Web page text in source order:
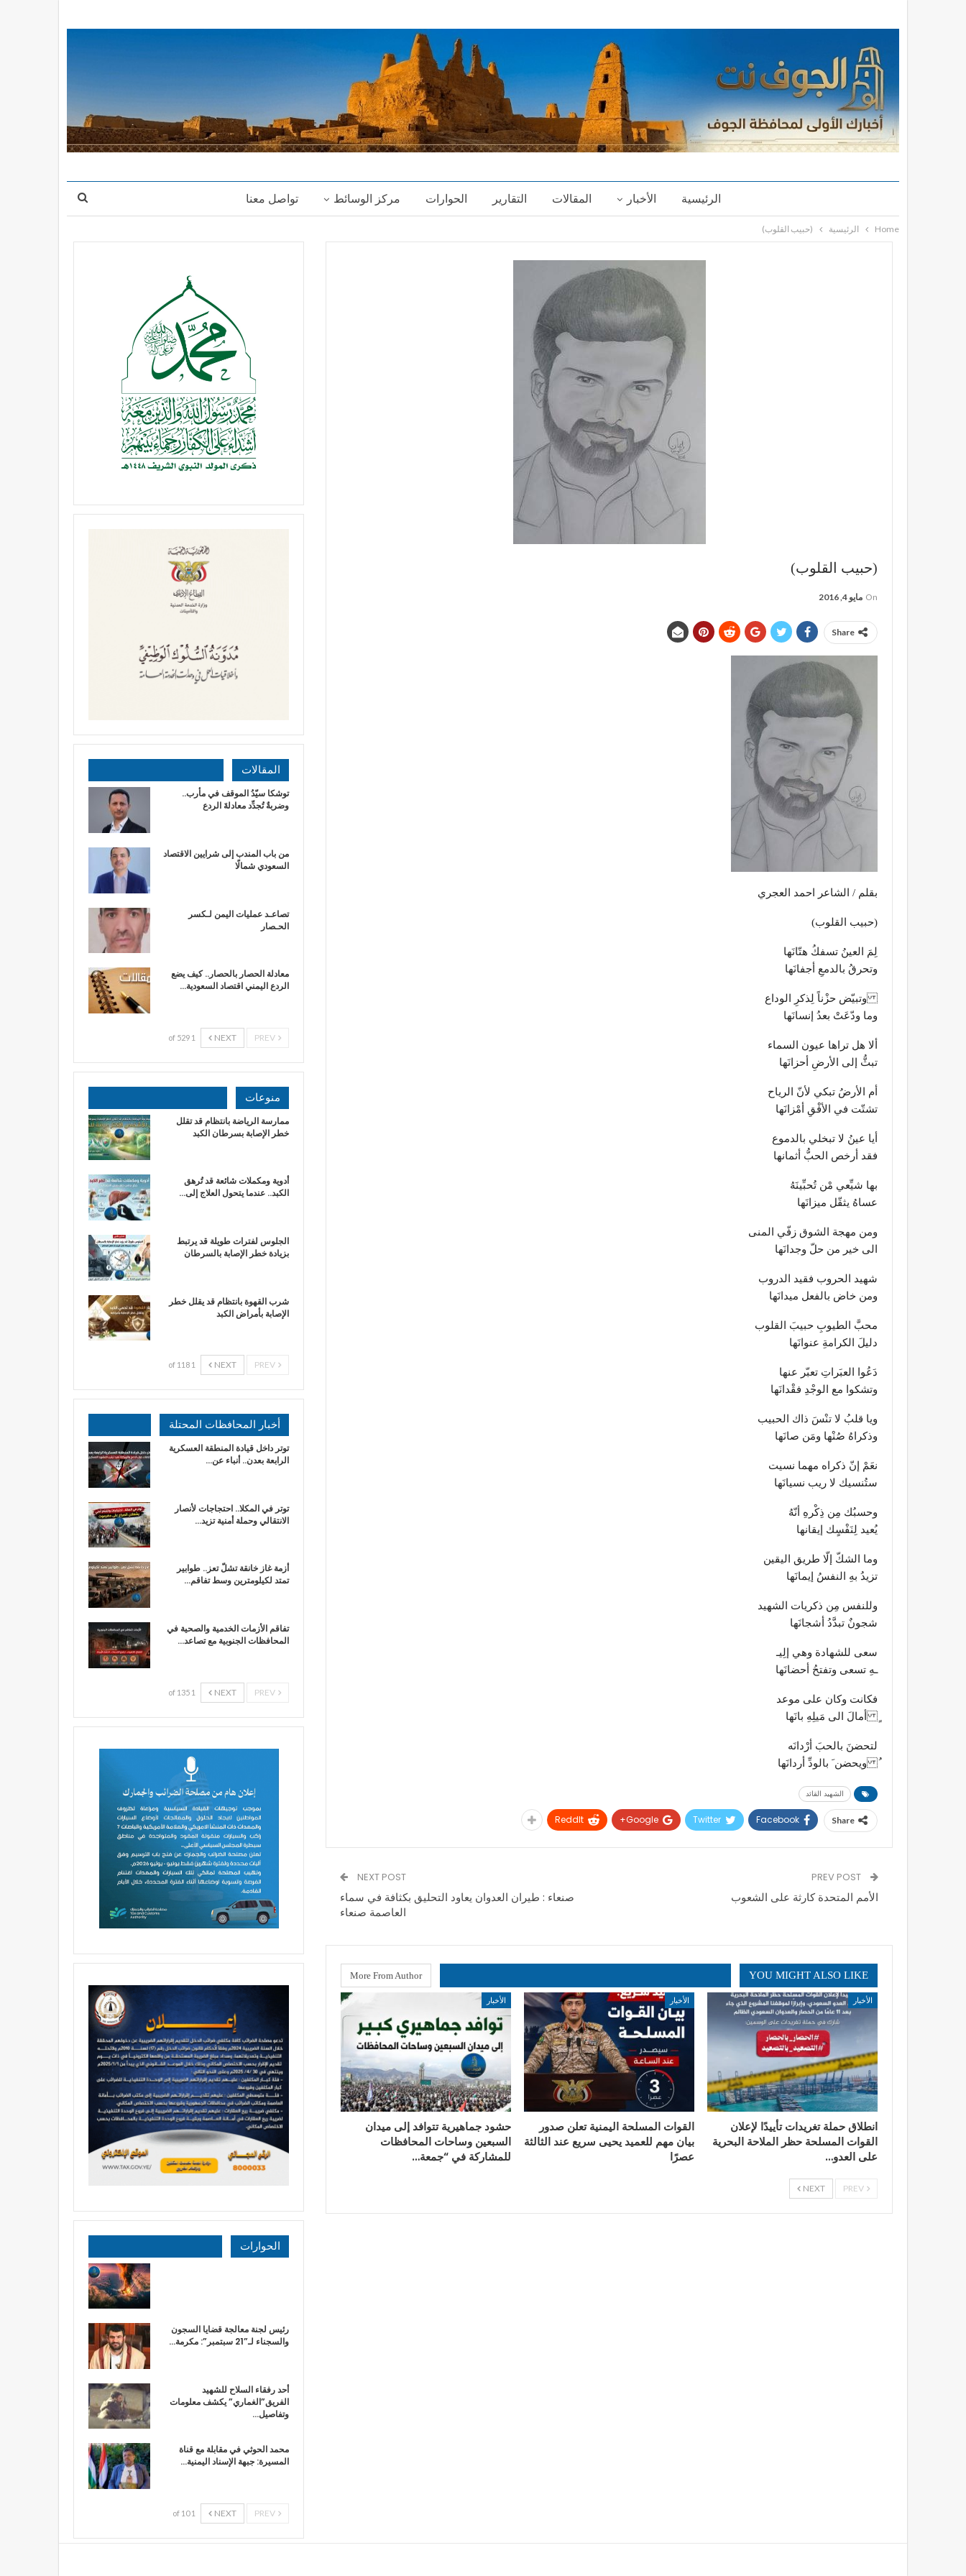
الرئيسية الأخبار المقالات التقارير الحوارات مركز الوسائط تواصل معنا
Home الرئيسية (حبيب القلوب)
(حبيب القلوب)
On مايو 4, 2016
Share
بقلم / الشاعر احمد العجري
(حبيب القلوب)
لِمَ العينُ تسفكُ هتّانَها
وتحرقُ بالدمعِ أجفانَها
وتبيّض حزْناً لِذكرِ الوداع
وما ودّعَتْ بعدُ إنسانَها
ألا هل تراها عيون السماء
تبثُّ إلى الأرضِ أحزانَها
أم الأرضُ تبكي لأنّ الرياح
تشتّت في الأفْقِ أمْزانَها
أيا عينُ لا تبخلي بالدموع
فقد أرخص الحبُّ أثمانها
بها شيِّعي مْن تُحبِّينَهُ
عساهُ يثقّل ميزانَها
ومن مهجة الشوق زفّي المنى
الى خير من حلّ وجدانَها
شهيد الحروب فقيد الدروب
ومن خاض بالفعل ميدانَها
محبَّ الطيوبِ حبيبَ القلوب
دليلَ الكرامةِ عنوانَها
دَعُوا العبَراتِ تعبّر عنها
وتشكوا مع الوجْدِ فقْدانَها
ويا قلبُ لا تنْسَ ذاك الحبيب
وذكراهُ صُنْها ومَن صانَها
نعَمْ إنّ ذكراه مهما نسيت
ستُنسيك لا ريب نسيانَها
وحسبُك مِن ذِكْرهِ أنّهُ
يُعيد لِنَفْسٍك إيقانها
وما الشكّ إلّا طريق اليقين
تزيدُ بهِ النفسُ إيمانَها
وللنفس مِن ذكريات الشهيد
شجونٌ تبدَّدُ أشجانَها
سعى للشهادة وهي إلِيـ
ـهِ تسعى وتفتحُ أحضانَها
فكانت وكان على موعد
ٍ أمالَ الى مَيلِهِ بانَها
لتحضنَ بالحبَ أرْدانَه
ُ ويحضن َ بالودِّ أردانَها
الشهيد القائد
Share
Facebook
Twitter
Google+
ReddIt
الأمم المتحدة كارثة على الشعوب
NEXT POST
صنعاء : طيران العدوان يعاود التحليق بكثافة في سماء
العاصمة صنعاء
YOU MIGHT ALSO LIKE
More From Author
الأخبار
انطلاق حملة تغريدات تأييدًا لإعلان
القوات المسلحة حظر الملاحة البحرية
على العدو…
الأخبار
القوات المسلحة اليمنية تعلن صدور
بيان مهم للعميد يحيى سريع عند الثالثة
عصرًا
الأخبار
حشود جماهيرية تتوافد إلى ميدان
السبعين وساحات المحافظات
للمشاركة في “جمعة…
NEXT
المقالات
توشكا سيّدُ الموقف في مأرب..
وضربةٌ تُجدِّد معادلةَ الردع
من باب المندب إلى شرايين الاقتصاد
السعودي شمالًا
تصاعـد عمليات اليمن لـكسر
الحـصار
معادلة الحصار بالحصار.. كيف يضع
الردع اليمني اقتصاد السعودية…
NEXT
1 of 529
منوعات
ممارسة الرياضة بانتظام قد تقلل
خطر الإصابة بسرطان الكبد
أدوية ومكملات شائعة قد تُرهق
الكبد.. عندما يتحول العلاج إلى…
الجلوس لفترات طويلة قد يرتبط
بزيادة خطر الإصابة بالسرطان
شرب القهوة بانتظام قد يقلل خطر
الإصابة بأمراض الكبد
NEXT
1 of 118
أخبار المحافظات المحتلة
توتر داخل قيادة المنطقة العسكرية
الرابعة بعدن.. أنباء عن…
توتر في المكلا.. احتجاجات لأنصار
الانتقالي وحملة أمنية تزيد…
أزمة غاز خانقة تشلّ تعز.. طوابير
تمتد لكيلومترين وسط تفاقم…
تفاقم الأزمات الخدمية والصحية في
المحافظات الجنوبية مع تصاعد…
NEXT
1 of 135
الحوارات
رئيس لجنة معالجة قضايا السجون
والسجناء لـ”21 سبتمبر”: مكرمة…
أحد رفقاء السلاح للشهيد
الفريق”الغماري” يكشف معلومات
وتفاصيل…
محمد الحوثي في مقابلة مع قناة
المسيرة: جبهة الإسناد اليمنية…
NEXT
1 of 10